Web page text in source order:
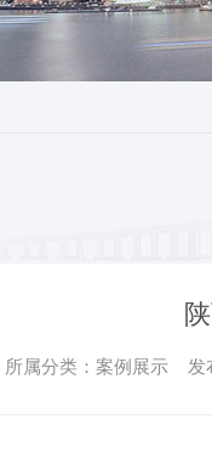
所属分类：案例展示 发